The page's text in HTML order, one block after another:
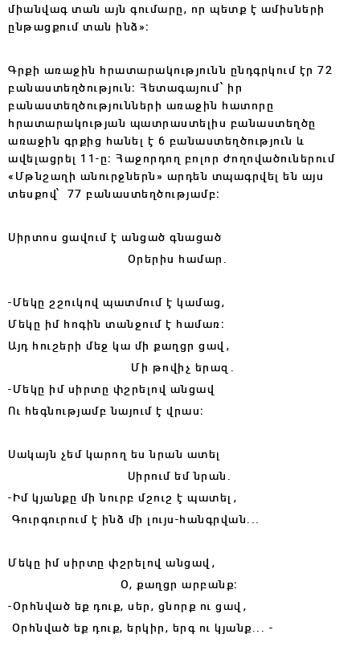
միանվագ տան այն գումարը, որ պետք է ամիսների
ընթացքում տան ինձ»։
Գրքի առաջին հրատարակությունն ընդգրկում էր 72
բանաստեղծություն։ Հետագայում՝ իր
բանաստեղծությունների առաջին հատորը
հրատարակության պատրաստելիս բանաստեղծը
առաջին գրքից հանել է 6 բանաստեղծություն և
ավելացրել 11-ը։ Հաջորդող բոլոր ժողովածուներում
«Մթնշաղի անուրջներն» արդեն տպագրվել են այս
տեսքով՝ 77 բանաստեղծությամբ։
Սիրտոս ցավում է անցած գնացած
Օրերիս համար.
-Մեկը շշուկով պատմում է կամաց,
Մեկը իմ հոգին տանջում է համառ։
Այդ հուշերի մեջ կա մի քաղցր ցավ,
Մի թովիչ երազ.
-Մեկը իմ սիրտը փշրելով անցավ
Ու հեգնությամբ նայում է վրաս։
Սակայն չեմ կարող ես նրան ատել
Սիրում եմ նրան․
-Իմ կյանքը մի նուրբ մշուշ է պատել,
Գուրգուրում է ինձ մի լույս-հանգրվան...
Մեկը իմ սիրտը փշրելով անցավ,
Օ, քաղցր արբանք։
-Օրհնված եք դուք, սեր, ցնորք ու ցավ,
Օրհնված եք դուք, երկիր, երգ ու կյանք... -